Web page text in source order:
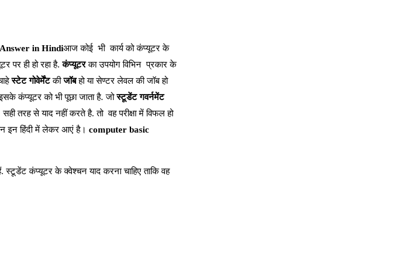
in Hindiआज कोई भी कार्य को कंप्यूटर के
पर ही हो रहा है.कंप्यूटरका उपयोग विभिन प्रकार के
स्टेट गोवेर्मेंटकीजॉबहो या सेण्टर लेवल की जॉब हो
कंप्यूटर को भी पूछा जाता है. जोस्टूडेंट गवर्नमेंट
तरह से याद नहीं करते है. तो वह परीक्षा में विफल हो
इन हिंदी में लेकर आएं है। computer basic
स्टूडेंट कंप्यूटर के क्वेश्चन याद करना चाहिए ताकि वह